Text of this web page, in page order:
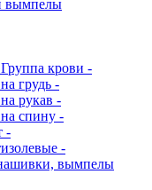
вымпелы
крови -
грудь -
рукав -
спину -
-
-
вымпелы